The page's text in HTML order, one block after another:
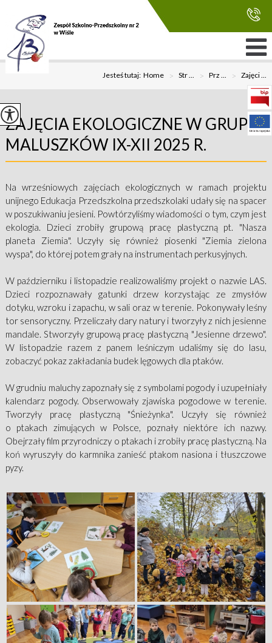
Jesteś tutaj:Home > Str ... > Prz ... > Zajęci ...
ZAJĘCIA EKOLOGICZNE W GRUPIE
MALUSZKÓW IX-XII 2025 R.
Na wrześniowych zajęciach ekologicznych w ramach projektu
unijnego Edukacja Przedszkolna przedszkolaki udały się na spacer
w poszukiwaniu jesieni. Powtórzyliśmy wiadomości o tym, czym jest
ekologia. Dzieci zrobiły grupową pracę plastyczną pt. "Nasza
planeta Ziemia". Uczyły się również piosenki "Ziemia zielona
wyspa", do której potem grały na instrumentach perkusyjnych.
W październiku i listopadzie realizowaliśmy projekt o nazwie LAS.
Dzieci rozpoznawały gatunki drzew korzystając ze zmysłów
dotyku, wzroku i zapachu, w sali oraz w terenie. Pokonywały leśny
tor sensoryczny. Przeliczały dary natury i tworzyły z nich jesienne
mandale. Stworzyły grupową pracę plastyczną "Jesienne drzewo".
W listopadzie razem z panem leśniczym udaliśmy się do lasu,
zobaczyć pokaz zakładania budek lęgowych dla ptaków.
W grudniu maluchy zapoznały się z symbolami pogody i uzupełniały
kalendarz pogody. Obserwowały zjawiska pogodowe w terenie.
Tworzyły pracę plastyczną "Śnieżynka". Uczyły się również
o ptakach zimujących w Polsce, poznały niektóre ich nazwy.
Obejrzały film przyrodniczy o ptakach i zrobiły pracę plastyczną. Na
koń wyruszyły do karmnika zanieść ptakom nasiona i tłuszczowe
pyzy.